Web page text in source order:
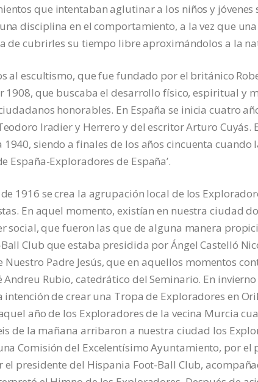
que intentaban aglutinar a los niños y jóvenes
disciplina en el comportamiento, a la vez que
de cubrirles su tiempo libre aproximándolos a la
al escultismo, que fue fundado por el británico
1908, que buscaba el desarrollo físico, espiritual y
honorables. En España se inicia cuatro
Iradier y Herrero y del escritor Arturo Cuyás.
1940, siendo a finales de los años cincuenta
España-Exploradores de España’.
1916 se crea la agrupación local de los
En aquel momento, existían en nuestra ciudad
social, que fueron las que de alguna manera
Club que estaba presidida por Ángel Castelló
Padre Jesús, que en aquellos momentos
Andreu Rubio, catedrático del Seminario. En
de crear una Tropa de Exploradores en
año de los Exploradores de la vecina Murcia
de la mañana arribaron a nuestra ciudad los
Comisión del Excelentísimo Ayuntamiento, por el
el presidente del Hispania Foot-Ball Club,